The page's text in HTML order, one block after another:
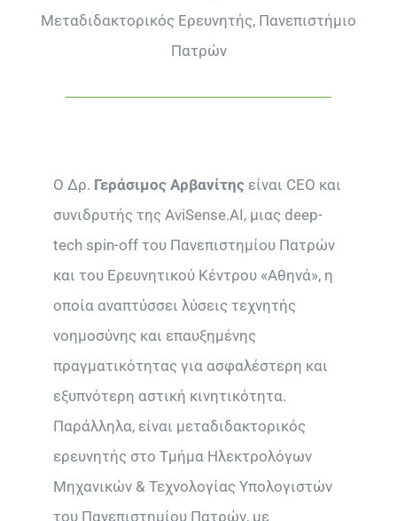
Μεταδιδακτορικός Ερευνητής, Πανεπιστήμιο
Πατρών
Ο Δρ. Γεράσιμος Αρβανίτηςείναι CEO και
συνιδρυτής της AviSense.AI, μιας deep-
tech spin-off του Πανεπιστημίου Πατρών
και του Ερευνητικού Κέντρου «Αθηνά», η
οποία αναπτύσσει λύσεις τεχνητής
νοημοσύνης και επαυξημένης
πραγματικότητας για ασφαλέστερη και
εξυπνότερη αστική κινητικότητα.
Παράλληλα, είναι μεταδιδακτορικός
ερευνητής στο Τμήμα Ηλεκτρολόγων
Μηχανικών & Τεχνολογίας Υπολογιστών
του Πανεπιστημίου Πατρών, με